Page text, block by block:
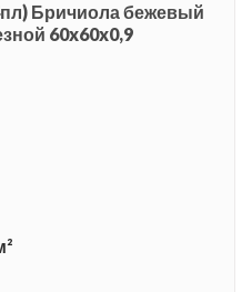
Бричиола бежевый
60x60x0,9